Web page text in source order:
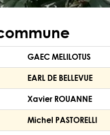
GAEC MELILOTUS
EARL DE BELLEVUE
Xavier ROUANNE
Michel PASTORELLI